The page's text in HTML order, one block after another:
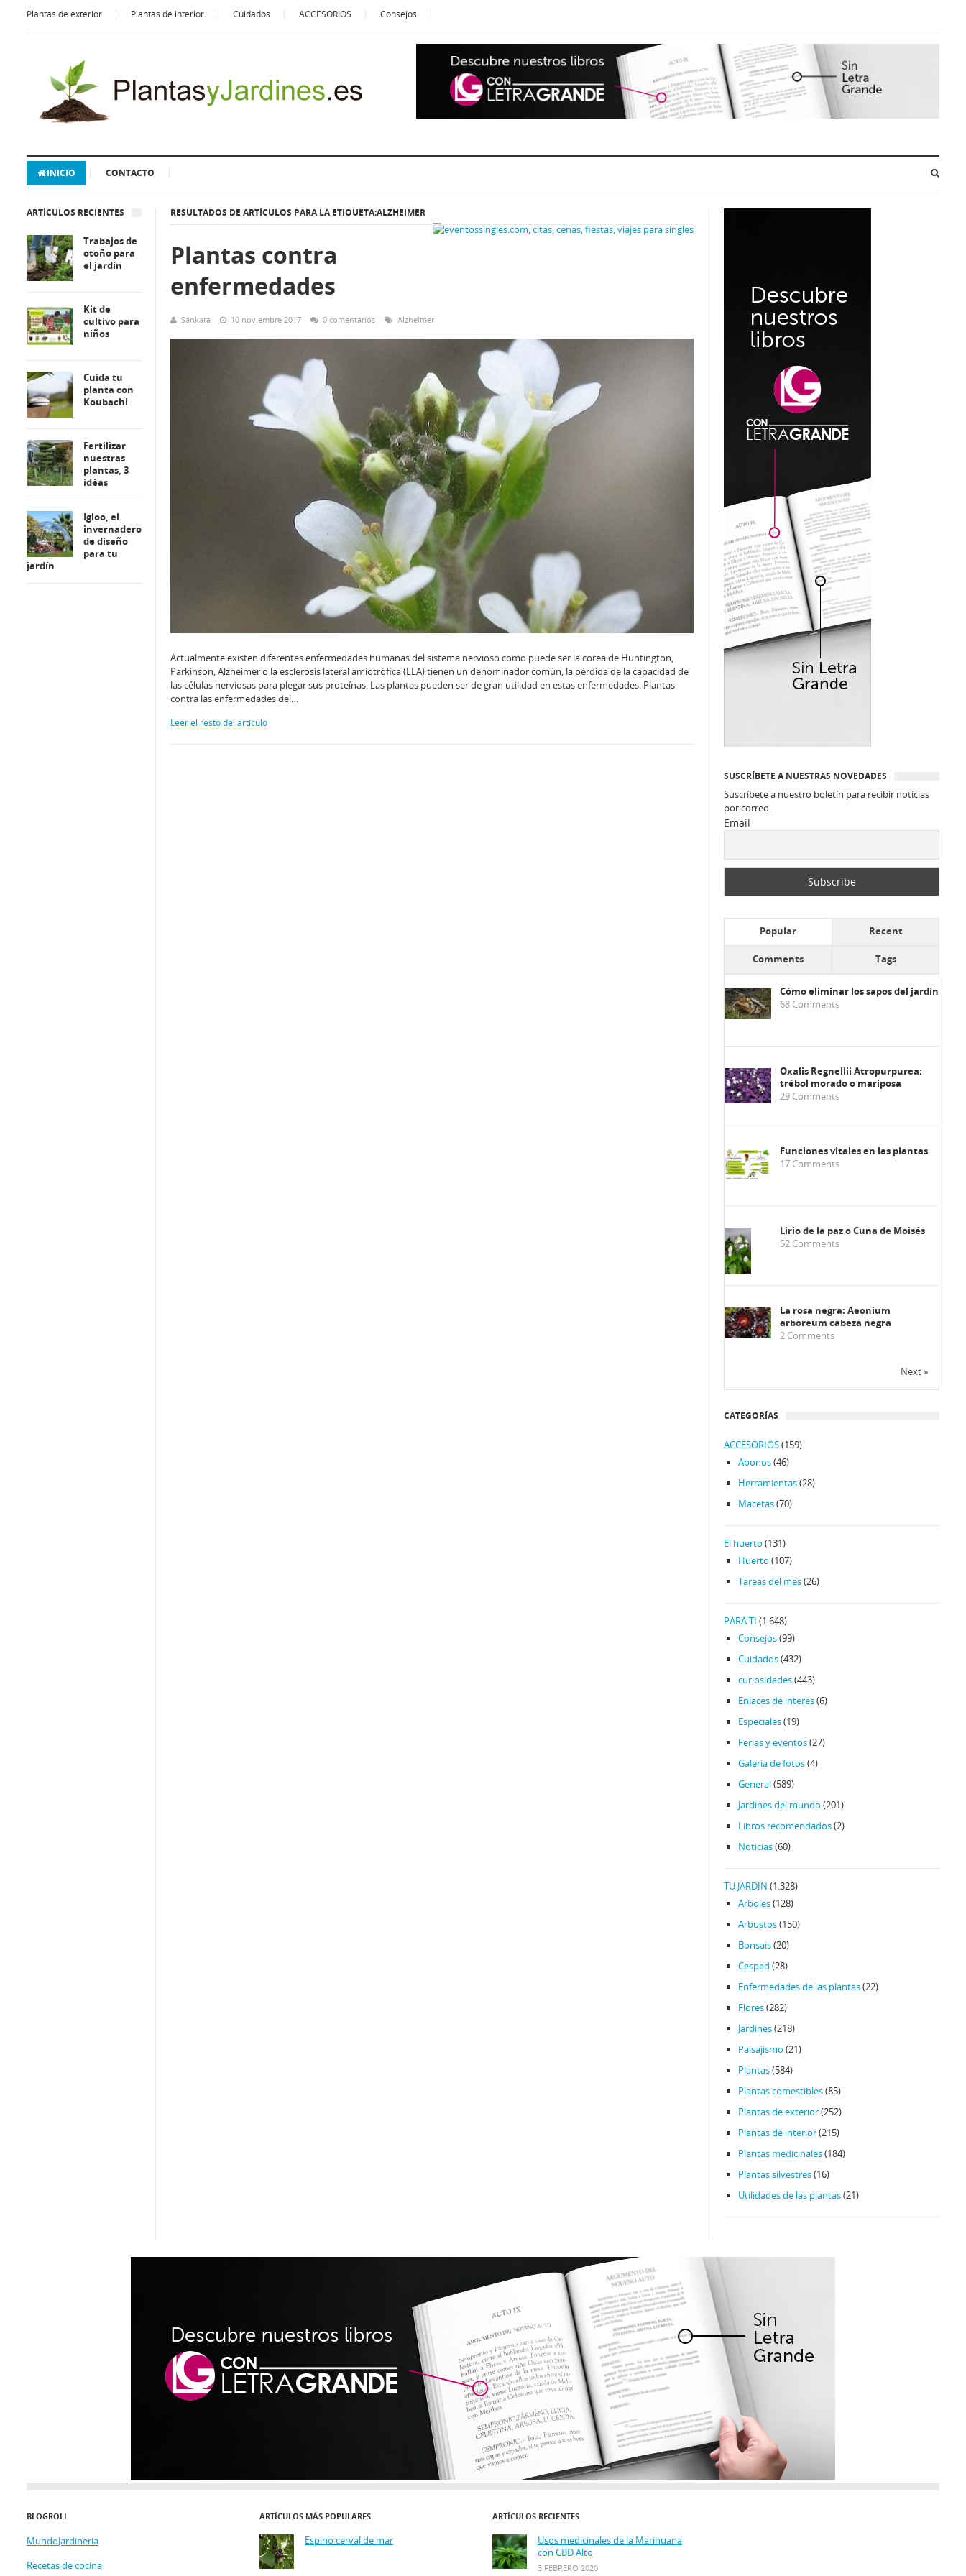
Plantas de exterior Plantas de interior Cuidados ACCESORIOS Consejos
INICIO CONTACTO
RESULTADOS DE ARTÍCULOS PARA LA ETIQUETA:ALZHEIMER
Plantas contra
enfermedades
Sankara 10 noviembre 2017 0 comentarios Alzheimer
Actualmente existen diferentes enfermedades humanas del sistema nervioso como puede ser la corea de Huntington,
Parkinson, Alzheimer o la esclerosis lateral amiotrófica (ELA) tienen un denominador común, la pérdida de la capacidad de
las células nerviosas para plegar sus proteínas. Las plantas pueden ser de gran utilidad en estas enfermedades. Plantas
contra las enfermedades del…
Leer el resto del artículo
ARTÍCULOS RECIENTES
Trabajos de
otoño para
el jardín
Kit de
cultivo para
niños
Cuida tu
planta con
Koubachi
Fertilizar
nuestras
plantas, 3
idéas
Igloo, el
invernadero
de diseño
para tu
jardín
SUSCRÍBETE A NUESTRAS NOVEDADES
Suscríbete a nuestro boletín para recibir noticias
por correo.
Email
Popular Recent
Comments Tags
Cómo eliminar los sapos del jardín
68 Comments
Oxalis Regnellii Atropurpurea:
trébol morado o mariposa
29 Comments
Funciones vitales en las plantas
17 Comments
Lirio de la paz o Cuna de Moisés
52 Comments
La rosa negra: Aeonium
arboreum cabeza negra
2 Comments
Next »
CATEGORÍAS
ACCESORIOS(159)
Abonos(46)
Herramientas(28)
Macetas(70)
El huerto (131)
Huerto (107)
Tareas del mes(26)
PARA TI (1.648)
Consejos(99)
Cuidados(432)
curiosidades(443)
Enlaces de interes(6)
Especiales(19)
Ferias y eventos(27)
Galeria de fotos(4)
General(589)
Jardines del mundo (201)
Libros recomendados(2)
Noticias(60)
TU JARDIN (1.328)
Arboles(128)
Arbustos(150)
Bonsais(20)
Cesped (28)
Enfermedades de las plantas(22)
Flores(282)
Jardines(218)
Paisajismo (21)
Plantas(584)
Plantas comestibles(85)
Plantas de exterior(252)
Plantas de interior(215)
Plantas medicinales(184)
Plantas silvestres(16)
Utilidades de las plantas(21)
BLOGROLL
MundoJardineria
Recetas de cocina
ARTÍCULOS MÁS POPULARES
Espino cerval de mar
ARTÍCULOS RECIENTES
Usos medicinales de la Marihuana
con CBD Alto
3 FEBRERO 2020